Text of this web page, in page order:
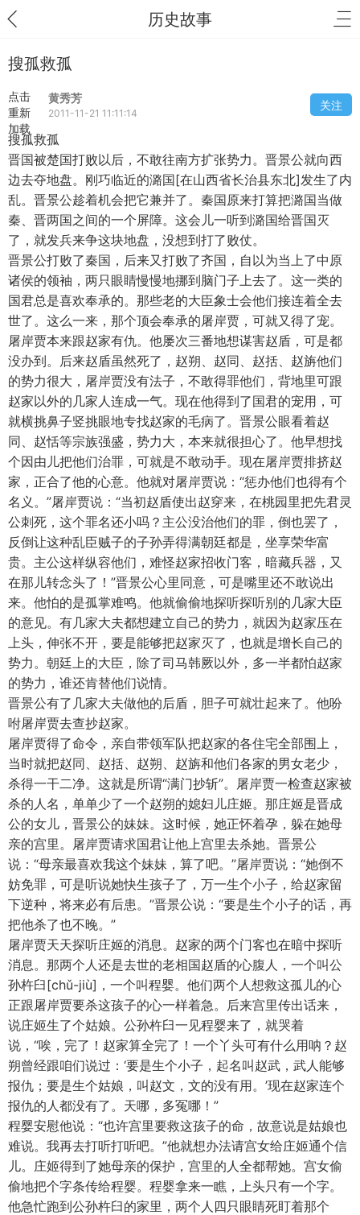
历史故事
搜孤救孤
点击
重新
加载
黄秀芳
2011-11-21 11:11:14
关注
搜孤救孤
晋国被楚国打败以后，不敢往南方扩张势力。晋景公就向西
边去夺地盘。刚巧临近的潞国[在山西省长治县东北]发生了内
乱。晋景公趁着机会把它兼并了。秦国原来打算把潞国当做
秦、晋两国之间的一个屏障。这会儿一听到潞国给晋国灭
了，就发兵来争这块地盘，没想到打了败仗。
晋景公打败了秦国，后来又打败了齐国，自以为当上了中原
诸侯的领袖，两只眼睛慢慢地挪到脑门子上去了。这一类的
国君总是喜欢奉承的。那些老的大臣象士会他们接连着全去
世了。这么一来，那个顶会奉承的屠岸贾，可就又得了宠。
屠岸贾本来跟赵家有仇。他屡次三番地想谋害赵盾，可是都
没办到。后来赵盾虽然死了，赵朔、赵同、赵括、赵旃他们
的势力很大，屠岸贾没有法子，不敢得罪他们，背地里可跟
赵家以外的几家人连成一气。现在他得到了国君的宠用，可
就横挑鼻子竖挑眼地专找赵家的毛病了。晋景公眼看着赵
同、赵恬等宗族强盛，势力大，本来就很担心了。他早想找
个因由儿把他们治罪，可就是不敢动手。现在屠岸贾排挤赵
家，正合了他的心意。他就对屠岸贾说：“惩办他们也得有个
名义。”屠岸贾说：“当初赵盾使出赵穿来，在桃园里把先君灵
公刺死，这个罪名还小吗？主公没治他们的罪，倒也罢了，
反倒让这种乱臣贼子的子孙弄得满朝廷都是，坐享荣华富
贵。主公这样纵容他们，难怪赵家招收门客，暗藏兵器，又
在那儿转念头了！”晋景公心里同意，可是嘴里还不敢说出
来。他怕的是孤掌难鸣。他就偷偷地探听探听别的几家大臣
的意见。有几家大夫都想建立自己的势力，就因为赵家压在
上头，伸张不开，要是能够把赵家灭了，也就是增长自己的
势力。朝廷上的大臣，除了司马韩厥以外，多一半都怕赵家
的势力，谁还肯替他们说情。
晋景公有了几家大夫做他的后盾，胆子可就壮起来了。他吩
咐屠岸贾去查抄赵家。
屠岸贾得了命令，亲自带领军队把赵家的各住宅全部围上，
当时就把赵同、赵括、赵朔、赵旃和他们各家的男女老少，
杀得一干二净。这就是所谓“满门抄斩”。屠岸贾一检查赵家被
杀的人名，单单少了一个赵朔的媳妇儿庄姬。那庄姬是晋成
公的女儿，晋景公的妹妹。这时候，她正怀着孕，躲在她母
亲的宫里。屠岸贾请求国君让他上宫里去杀她。晋景公
说：“母亲最喜欢我这个妹妹，算了吧。”屠岸贾说：“她倒不
妨免罪，可是听说她快生孩子了，万一生个小子，给赵家留
下逆种，将来必有后患。”晋景公说：“要是生个小子的话，再
把他杀了也不晚。”
屠岸贾天天探听庄姬的消息。赵家的两个门客也在暗中探听
消息。那两个人还是去世的老相国赵盾的心腹人，一个叫公
孙杵臼[chǔ-jiù]，一个叫程婴。他们两个人想救这孤儿的心
正跟屠岸贾要杀这孩子的心一样着急。后来宫里传出话来，
说庄姬生了个姑娘。公孙杵臼一见程婴来了，就哭着
说，“唉，完了！赵家算全完了！一个丫头可有什么用呐？赵
朔曾经跟咱们说过：‘要是生个小子，起名叫赵武，武人能够
报仇；要是生个姑娘，叫赵文，文的没有用。’现在赵家连个
报仇的人都没有了。天哪，多冤哪！”
程婴安慰他说：“也许宫里要救这孩子的命，故意说是姑娘也
难说。我再去打听打听吧。”他就想办法请宫女给庄姬通个信
儿。庄姬得到了她母亲的保护，宫里的人全都帮她。宫女偷
偷地把个字条传给程婴。程婴拿来一瞧，上头只有一个字。
他急忙跑到公孙杵臼的家里，两个人四只眼睛死盯着那个